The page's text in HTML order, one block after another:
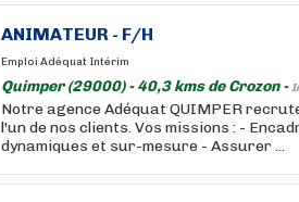
ANIMATEUR - F/H
Emploi Adéquat Intérim
Quimper (29000) - 40,3 kms de Crozon -
Notre agence Adéquat QUIMPER
l'un de nos clients. Vos missions : -
dynamiques et sur-mesure - Assurer ...